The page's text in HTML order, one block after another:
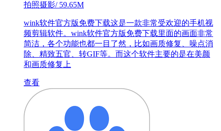
拍照摄影/59.65M
wink软件官方版免费下载这是一款非常受欢迎的手机视
频剪辑软件。wink软件官方版免费下载里面的画面非常
简洁，各个功能也都一目了然，比如画质修复、噪点消
除、精致五官、转GIF等。而这个软件主要的是在美颜
和画质修复上
查看